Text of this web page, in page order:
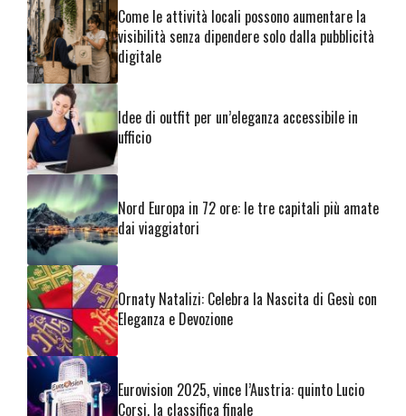
Come le attività locali possono aumentare la
visibilità senza dipendere solo dalla pubblicità
digitale
Idee di outfit per un’eleganza accessibile in
ufficio
Nord Europa in 72 ore: le tre capitali più amate
dai viaggiatori
Ornaty Natalizi: Celebra la Nascita di Gesù con
Eleganza e Devozione
Eurovision 2025, vince l’Austria: quinto Lucio
Corsi, la classifica finale